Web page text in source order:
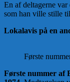
En af deltagerne
som han ville stille
Lokalavis på en
Første
Første nummer af